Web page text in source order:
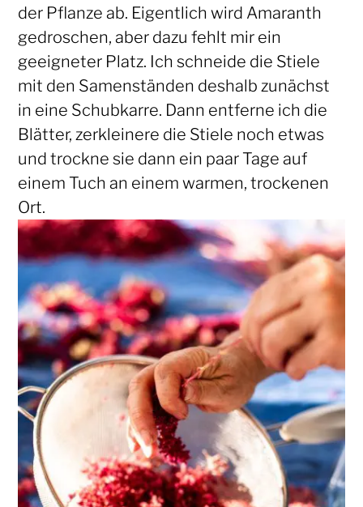
der Pflanze ab. Eigentlich wird Amaranth
gedroschen, aber dazu fehlt mir ein
geeigneter Platz. Ich schneide die Stiele
mit den Samenständen deshalb zunächst
in eine Schubkarre. Dann entferne ich die
Blätter, zerkleinere die Stiele noch etwas
und trockne sie dann ein paar Tage auf
einem Tuch an einem warmen, trockenen
Ort.